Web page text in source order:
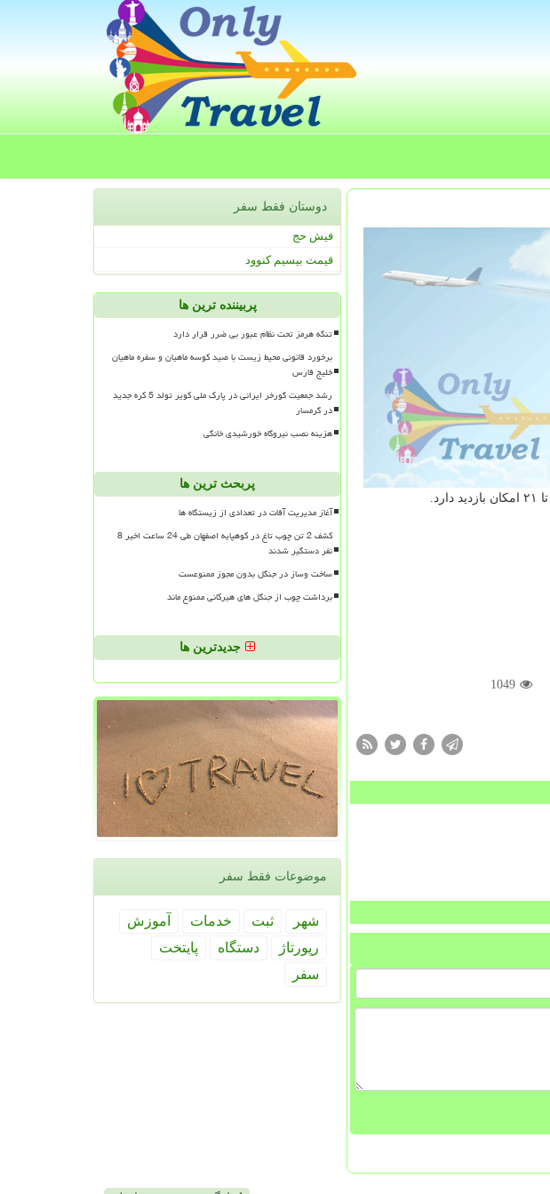
1049
دوستان فقط سفر
فیش حج
قیمت بیسیم کنوود
پربیننده ترین ها
تنگه هرمز تحت نظام عبور بی ضرر قرار دارد
برخورد قانونی محیط زیست با صید کوسه ماهیان و سفره ماهیان
خلیج فارس
رشد جمعیت گورخر ایرانی در پارک ملی کویر تولد 5 کره جدید
در گرمسار
هزینه نصب نیروگاه خورشیدی خانگی
پربحث ترین ها
آغاز مدیریت آفات در تعدادی از زیستگاه ها
کشف 2 تن چوب تاغ در کوهپایه اصفهان طی 24 ساعت اخیر 8
نفر دستگیر شدند
ساخت وساز در جنگل بدون مجوز ممنوعست
برداشت چوب از جنگل های هیرکانی ممنوع ماند
جدیدترین ها
موضوعات فقط سفر
شهر ثبت خدمات
آموزش
رپورتاژ
دستگاه
پایتخت
سفر